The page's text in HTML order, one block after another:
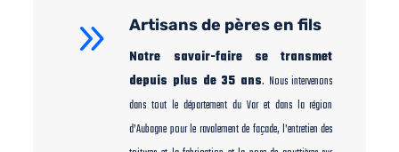
9 Artisans de pères en fils
Notre savoir-faire se transmet
depuis plus de 35 ans. Nous intervenons
dans tout le département du Var et dans la région
d’Aubagne pour le ravalement de façade, l’entretien des